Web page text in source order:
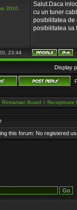
2010,
Salut.Daca
cu un tuner
posibilitatea de
posibilitatea sa
23:44
Display
Romanian Board » Receptoare
this forum: No registered